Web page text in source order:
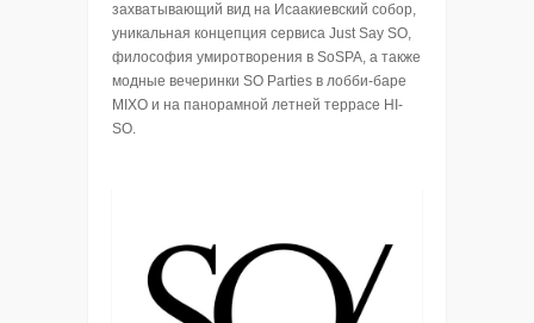
захватывающий вид на Исаакиевский собор,
уникальная концепция сервиса Just Say SO,
философия умиротворения в SoSPA, а также
модные вечеринки SO Parties в лобби-баре
MIXO и на панорамной летней террасе HI-
SO.